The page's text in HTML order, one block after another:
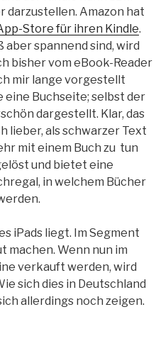
darzustellen. Amazon hat
Store für ihren Kindle.
spannend sind, wird
bisher vom eBook-Reader
mir lange vorgestellt
eine Buchseite; selbst der
dargestellt. Klar, das
lieber, als schwarzer Text
mit einem Buch zu tun
und bietet eine
in welchem Bücher
iPads liegt. Im Segment
machen. Wenn nun im
verkauft werden, wird
sich dies in Deutschland
allerdings noch zeigen.